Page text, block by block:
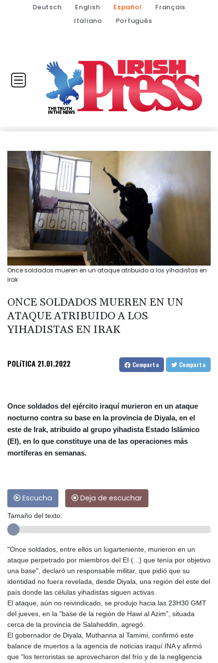
Deutsch English Español
Français
Italiano
Português
Once soldados mueren en un ataque atribuido a los yihadistas en
Irak
ONCE SOLDADOS MUEREN EN UN
ATAQUE ATRIBUIDO A LOS
YIHADISTAS EN IRAK
POLíTICA 21.01.2022 Comparta Comparta
Once soldados del ejército iraquí murieron en un ataque
nocturno contra su base en la provincia de Diyala, en el
este de Irak, atribuido al grupo yihadista Estado Islámico
(EI), en lo que constituye una de las operaciones más
mortíferas en semanas.
Escucha Deja de escuchar
Tamaño del texto:
"Once soldados, entre ellos un lugarteniente, murieron en un
ataque perpetrado por miembros del EI (...) que tenía por objetivo
una base", declaró un responsable militar, que pidió que su
identidad no fuera revelada, desde Diyala, una región del este del
país donde las células yihadistas siguen activas.
El ataque, aún no reivindicado, se produjo hacia las 23H30 GMT
del jueves, en la "base de la región de Hawi al Azim", situada
cerca de la provincia de Salaheddin, agregó.
El gobernador de Diyala, Muthanna al Tamimi, confirmó este
balance de muertos a la agencia de noticias iraquí INA y afirmó
que "los terroristas se aprovecharon del frío y de la negligencia